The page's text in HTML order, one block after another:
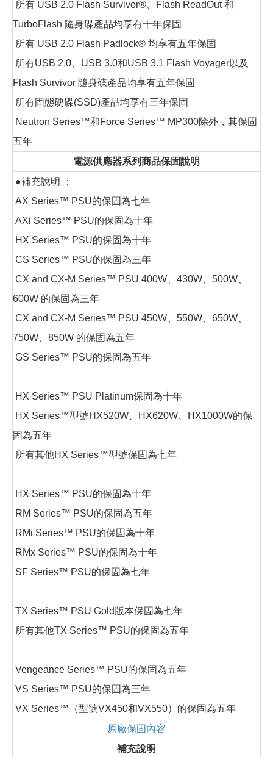
所有 USB 2.0 Flash Survivor®、Flash ReadOut 和
TurboFlash 隨身碟產品均享有十年保固
所有 USB 2.0 Flash Padlock® 均享有五年保固
所有USB 2.0、USB 3.0和USB 3.1 Flash Voyager以及
Flash Survivor 隨身碟產品均享有五年保固
所有固態硬碟(SSD)產品均享有三年保固
Neutron Series™和Force Series™ MP300除外，其保固
五年
電源供應器系列商品保固說明
●補充說明 ：
AX Series™ PSU的保固為七年
AXi Series™ PSU的保固為十年
HX Series™ PSU的保固為十年
CS Series™ PSU的保固為三年
CX and CX-M Series™ PSU 400W、430W、500W、
600W 的保固為三年
CX and CX-M Series™ PSU 450W、550W、650W、
750W、850W 的保固為五年
GS Series™ PSU的保固為五年
HX Series™ PSU Platinum保固為十年
HX Series™型號HX520W、HX620W、HX1000W的保
固為五年
所有其他HX Series™型號保固為七年
HX Series™ PSU的保固為十年
RM Series™ PSU的保固為五年
RMi Series™ PSU的保固為十年
RMx Series™ PSU的保固為十年
SF Series™ PSU的保固為七年
TX Series™ PSU Gold版本保固為七年
所有其他TX Series™ PSU的保固為五年
Vengeance Series™ PSU的保固為五年
VS Series™ PSU的保固為三年
VX Series™（型號VX450和VX550）的保固為五年
原廠保固內容
補充說明